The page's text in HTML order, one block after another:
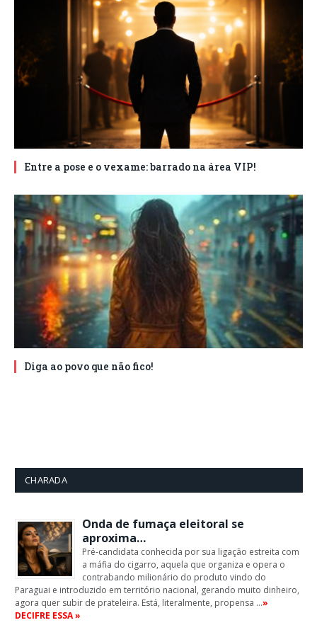
Entre a pose e o vexame: barrado na área VIP!
Diga ao povo que não fico!
CHARADA
Onda de fumaça eleitoral se
aproxima…
Pré-candidata conhecida por sua ligação estreita com
a máfia do cigarro, aquela que organiza e opera o
contrabando milionário do produto vindo do
Paraguai e introduzido em território nacional, gerando muito dinheiro,
agora quer subir de prateleira. Está, literalmente, propensa …»
DECIFRE ESSA »